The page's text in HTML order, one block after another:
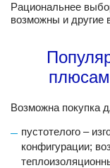
Рациональнее
возможны и другие
Возможна покупка
пустотелого –
конфигурации;